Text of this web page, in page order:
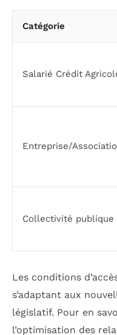
Catégorie
Salarié Crédit
Entreprise/
Collectivité publique
Les conditions
s’adaptant aux
législatif. Pour en
l’optimisation des